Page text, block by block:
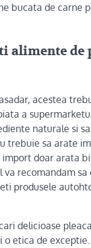
bucata de carne
alimente de
acestea
a
naturale si
trebuie sa arate
doar arata
recomandam
produsele
delicioase
etica de